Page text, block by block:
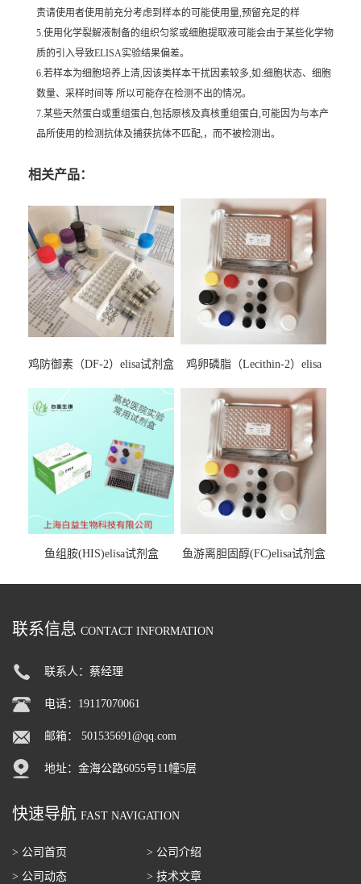
责请使用者使用前充分考虑到样本的可能使用量,预留充足的样
5.使用化学裂解液制备的组织匀浆或细胞提取液可能会由于某些化学物
质的引入导致ELISA实验结果偏差。
6.若样本为细胞培养上清,因该类样本干扰因素较多,如:细胞状态、细胞
数量、采样时间等 所以可能存在检测不出的情况。
7.某些天然蛋白或重组蛋白,包括原核及真核重组蛋白,可能因为与本产
品所使用的检测抗体及捕获抗体不匹配,，而不被检测出。
相关产品：
鸡防御素（DF-2）elisa试剂盒
鸡卵磷脂（Lecithin-2）elisa
鱼组胺(HIS)elisa试剂盒 鱼游离胆固醇(FC)elisa试剂盒
联系信息 CONTACT INFORMATION
联系人：蔡经理
电话：19117070061
邮箱： 501535691@qq.com
地址：金海公路6055号11幢5层
快速导航 FAST NAVIGATION
> 公司首页
> 公司介绍
> 公司动态
> 技术文章